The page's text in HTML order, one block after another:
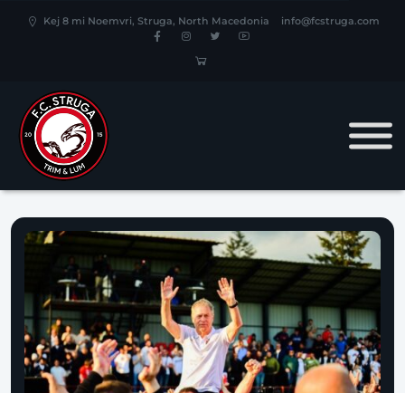
Kej 8 mi Noemvri, Struga, North Macedonia info@fcstruga.com